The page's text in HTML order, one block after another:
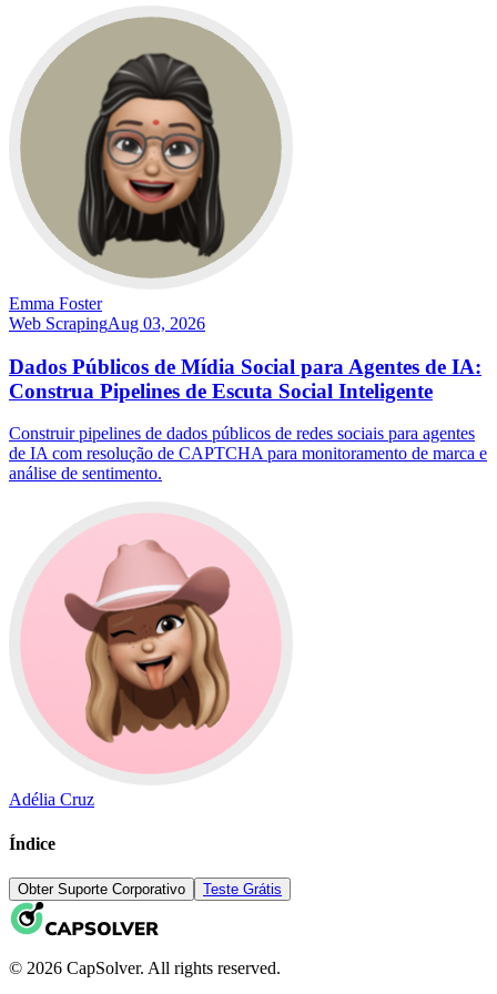
Emma Foster
Web ScrapingAug 03, 2026
Dados Públicos de Mídia Social para Agentes de IA:
Construa Pipelines de Escuta Social Inteligente
Construir pipelines de dados públicos de redes sociais para agentes
de IA com resolução de CAPTCHA para monitoramento de marca e
análise de sentimento.
Adélia Cruz
Índice
Obter Suporte Corporativo Teste Grátis
© 2026 CapSolver. All rights reserved.